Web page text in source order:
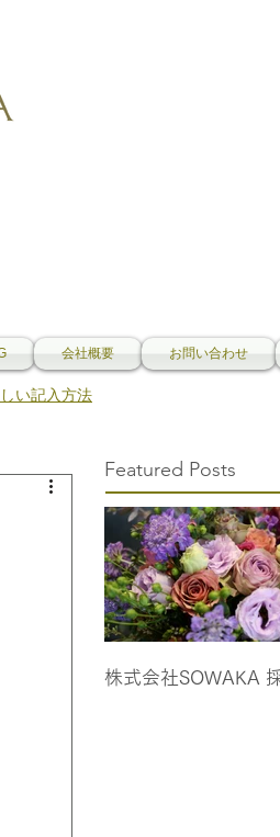
会社概要 お問い合わせ
い記入方法
Featured Posts
株式会社SOWAKA